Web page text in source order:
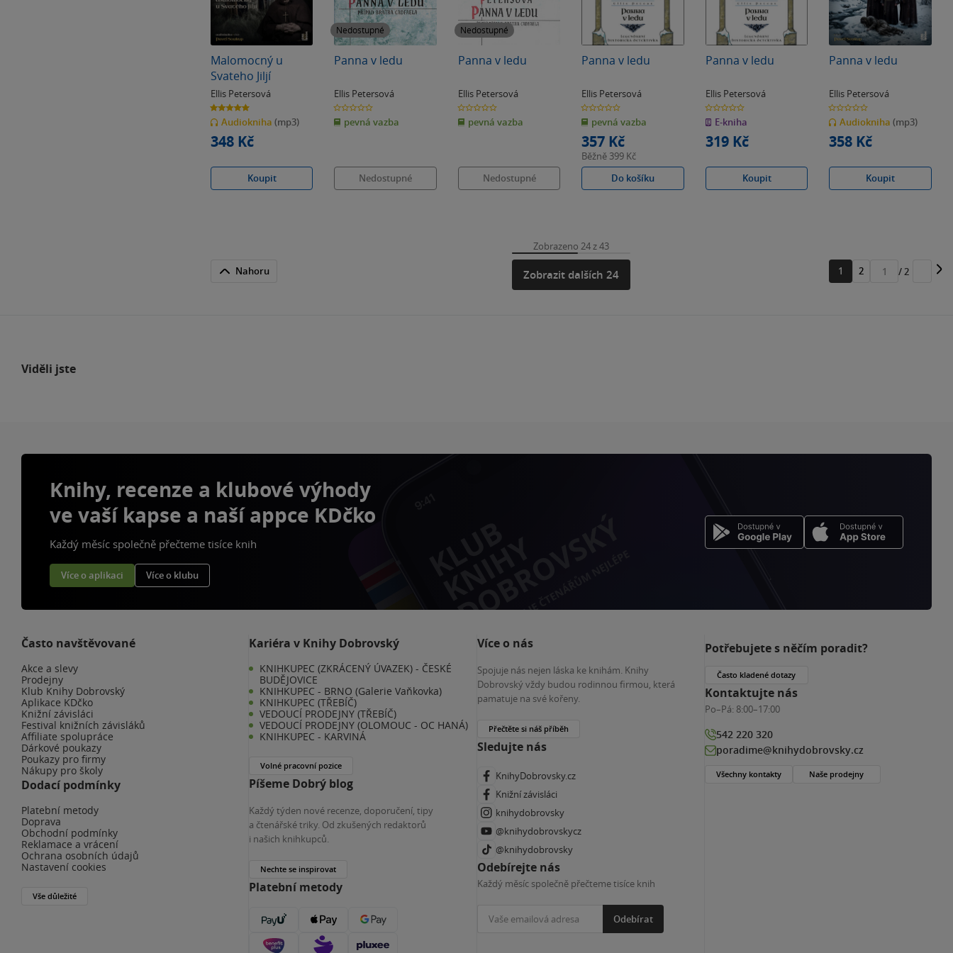
Malomocný u
Svateho Jiljí
Ellis Petersová
5.0
z
5
hvězdiček
Audiokniha (mp3)
348 Kč
Koupit
Nedostupné
Panna v ledu
Ellis Petersová
0.0
z
5
hvězdiček
pevná vazba
Nedostupné
Nedostupné
Panna v ledu
Ellis Petersová
0.0
z
5
hvězdiček
pevná vazba
Nedostupné
Panna v ledu
Ellis Petersová
0.0
z
5
hvězdiček
pevná vazba
357 Kč
Běžně 399 Kč
Do košíku
Panna v ledu
Ellis Petersová
0.0
z
5
hvězdiček
E-kniha
319 Kč
Koupit
Panna v ledu
Ellis Petersová
0.0
z
5
hvězdiček
Audiokniha(mp3)
358 Kč
Koupit
Nahoru
Zobrazeno 24 z 43
Zobrazit dalších 24 1 2
Přejít
/ 2
Viděli jste
Knihy, recenze a klubové výhody
ve vaší kapse a naší appce KDčko
Každý měsíc společně přečteme tisíce knih
Více o aplikaci Více o klubu
Často navštěvované
Akce a slevy
Prodejny
Klub Knihy Dobrovský
Aplikace KDčko
Knižní závisláci
Festival knižních závisláků
Affiliate spolupráce
Dárkové poukazy
Poukazy pro firmy
Nákupy pro školy
Dodací podmínky
Platební metody
Doprava
Obchodní podmínky
Reklamace a vrácení
Ochrana osobních údajů
Nastavení cookies
Vše důležité
Kariéra v Knihy Dobrovský
KNIHKUPEC (ZKRÁCENÝ ÚVAZEK) - ČESKÉ
BUDĚJOVICE
KNIHKUPEC - BRNO (Galerie Vaňkovka)
KNIHKUPEC (TŘEBÍČ)
VEDOUCÍ PRODEJNY (TŘEBÍČ)
VEDOUCÍ PRODEJNY (OLOMOUC - OC HANÁ)
KNIHKUPEC - KARVINÁ
Volné pracovní pozice
Píšeme Dobrý blog
Každý týden nové recenze, doporučení, tipy
a čtenářské triky. Od zkušených redaktorů
i našich knihkupců.
Nechte se inspirovat
Platební metody
Více o nás
Spojuje nás nejen láska ke knihám. Knihy
Dobrovský vždy budou rodinnou firmou, která
pamatuje na své kořeny.
Přečtěte si náš příběh
Sledujte nás
KnihyDobrovsky.cz
Knižní závisláci
knihydobrovsky
@knihydobrovskycz
@knihydobrovsky
Odebírejte nás
Každý měsíc společně přečteme tisíce knih
Odebírat
Potřebujete s něčím poradit?
Často kladené dotazy
Kontaktujte nás
Po–Pá: 8:00–17:00
542 220 320
poradime@knihydobrovsky.cz
Všechny kontakty Naše prodejny